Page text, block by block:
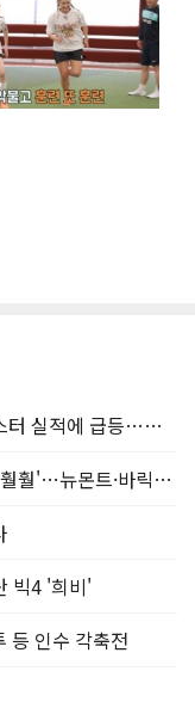
[美증시 특징주] 일라이릴리, 블록버스터 실적에 급등…마운자로 매출 폭발
[美증시 특징주] 금값 급등에 광산주 '훨훨'…뉴몬트·바릭마이닝 주도
빅4 '희비'
등 인수 각축전